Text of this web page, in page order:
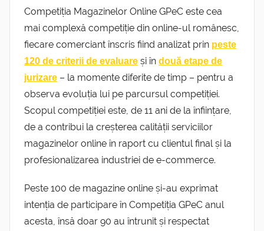
Competiția Magazinelor Online GPeC este cea
mai complexă competiție din online-ul românesc,
fiecare comerciant înscris fiind analizat prin peste
120 de criterii de evaluare și în două etape de
jurizare – la momente diferite de timp – pentru a
observa evoluția lui pe parcursul competiției.
Scopul competiției este, de 11 ani de la înființare,
de a contribui la creșterea calității serviciilor
magazinelor online în raport cu clientul final și la
profesionalizarea industriei de e-commerce.
Peste 100 de magazine online și-au exprimat
intenția de participare în Competiția GPeC anul
acesta, însă doar 90 au întrunit și respectat